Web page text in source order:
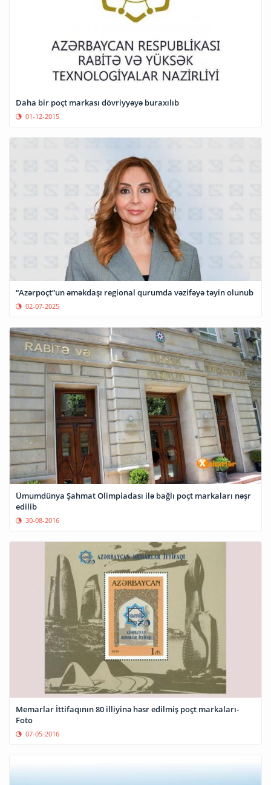
Daha bir poçt markası dövriyyəyə buraxılıb
01-12-2015
“Azərpoçt”un əməkdaşı regional qurumda vəzifəyə təyin olunub
02-07-2025
Ümumdünya Şahmat Olimpiadası ilə bağlı poçt markaları nəşr
edilib
30-08-2016
Memarlar İttifaqının 80 illiyinə həsr edilmiş poçt markaları-
Foto
07-05-2016